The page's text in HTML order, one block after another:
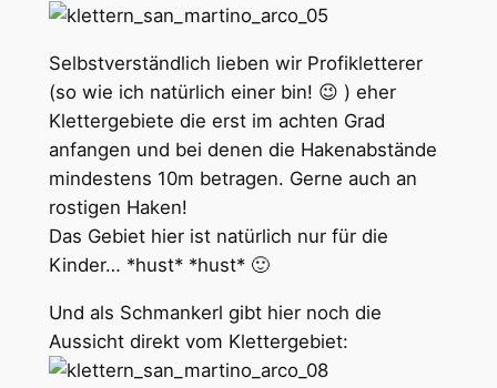
Selbstverständlich lieben wir Profikletterer
(so wie ich natürlich einer bin! 😉 ) eher
Klettergebiete die erst im achten Grad
anfangen und bei denen die Hakenabstände
mindestens 10m betragen. Gerne auch an
rostigen Haken!
Das Gebiet hier ist natürlich nur für die
Kinder… *hust* *hust* 🙂
Und als Schmankerl gibt hier noch die
Aussicht direkt vom Klettergebiet: